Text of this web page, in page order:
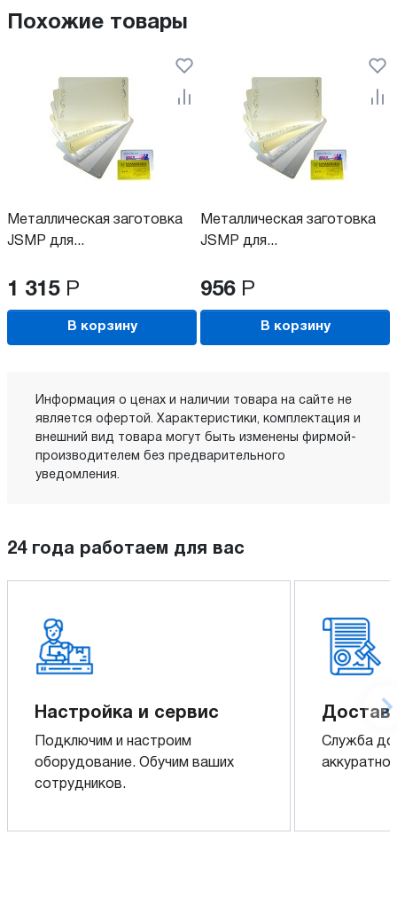
Похожие товары
Металлическая заготовка
JSMP для...
1 315 Р
В корзину
Металлическая заготовка
JSMP для...
956 Р
В корзину
Информация о ценах и наличии товара на сайте не
является офертой. Характеристики, комплектация и
внешний вид товара могут быть изменены фирмой-
производителем без предварительного
уведомления.
24 года работаем для вас
Настройка и сервис
Подключим и настроим
оборудование. Обучим ваших
сотрудников.
Служба
аккуратно